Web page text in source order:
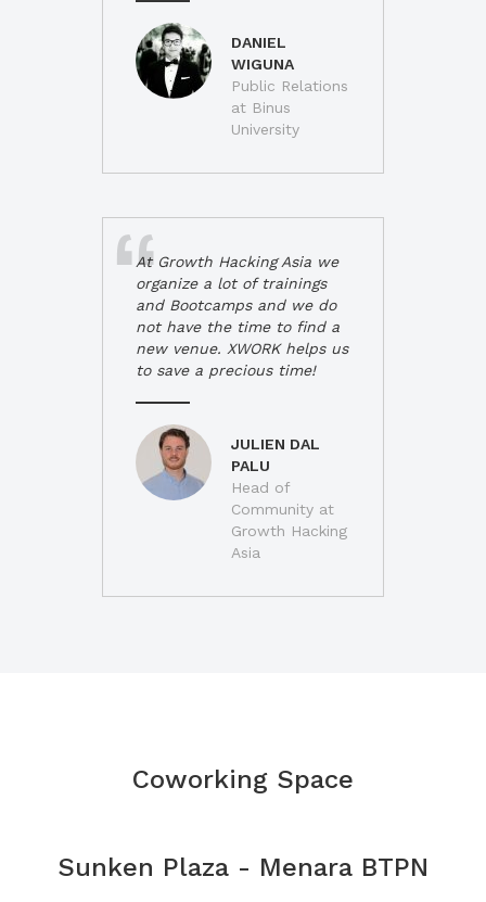
DANIEL
WIGUNA
Public Relations
at Binus
University
At Growth Hacking Asia we
organize a lot of trainings
and Bootcamps and we do
not have the time to find a
new venue. XWORK helps us
to save a precious time!
JULIEN DAL
PALU
Head of
Community at
Growth Hacking
Asia
Coworking Space
Sunken Plaza - Menara BTPN